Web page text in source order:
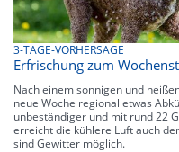
3-TAGE-VORHERSAGE
Erfrischung zum
Nach einem sonnigen und
neue Woche regional etwas
unbeständiger und mit rund 22
erreicht die kühlere Luft auch
sind Gewitter möglich.